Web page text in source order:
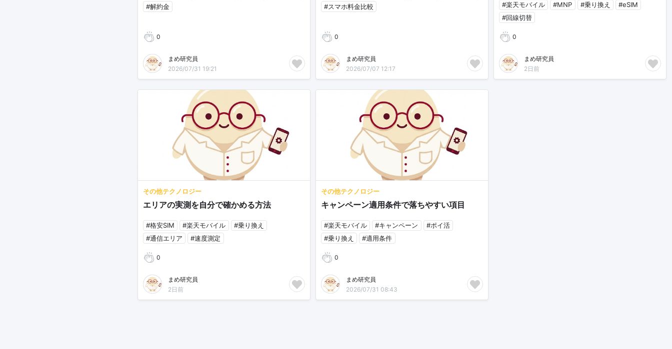
#解約金
0
まめ研究員
2026/07/31 19:21
#スマホ料金比較
0
まめ研究員
2026/07/07 12:17
#楽天モバイル #MNP #乗り換え
#eSIM
#回線切替
0
まめ研究員
2日前
その他テクノロジー
エリアの実測を自分で確かめる方法
#格安SIM #楽天モバイル
#乗り換え
#通信エリア
#速度測定
0
まめ研究員
2日前
その他テクノロジー
キャンペーン適用条件で落ちやすい項目
#楽天モバイル #キャンペーン
#ポイ活
#乗り換え
#適用条件
0
まめ研究員
2026/07/31 08:43